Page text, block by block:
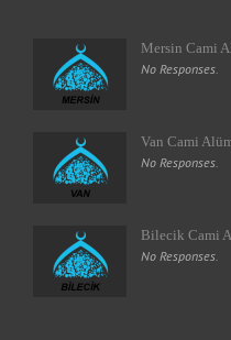
Mersin Cami
No Responses.
Van Cami
No Responses.
Bilecik Cami
No Responses.